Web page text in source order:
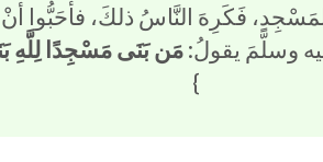
فَكَرِهَ النَّاسُ ذلكَ، فأحَبُّوا
وسلَّمَ يقولُ:مَن بَنَى مَسْجِدًا لِلَّهِ
}